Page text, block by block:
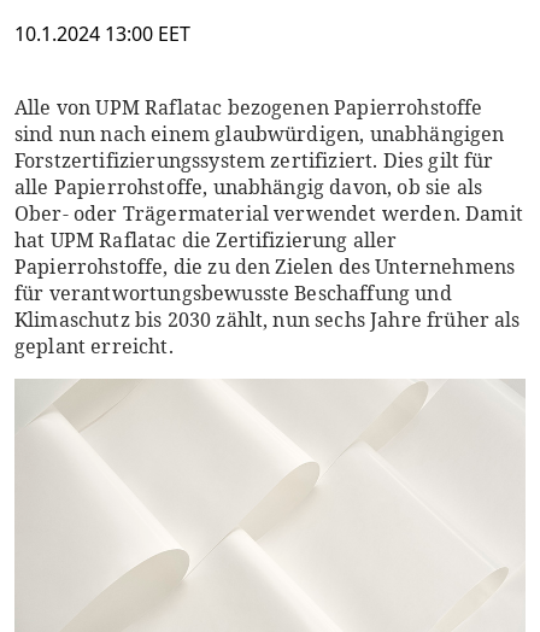
10.1.2024 13:00 EET
Alle von UPM Raflatac bezogenen Papierrohstoffe
sind nun nach einem glaubwürdigen, unabhängigen
Forstzertifizierungssystem zertifiziert. Dies gilt für
alle Papierrohstoffe, unabhängig davon, ob sie als
Ober- oder Trägermaterial verwendet werden. Damit
hat UPM Raflatac die Zertifizierung aller
Papierrohstoffe, die zu den Zielen des Unternehmens
für verantwortungsbewusste Beschaffung und
Klimaschutz bis 2030 zählt, nun sechs Jahre früher als
geplant erreicht.